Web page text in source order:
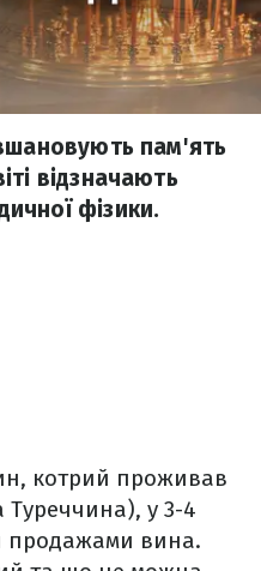
пам'ять
відзначають
фізики.
котрий проживав
Туреччина), у 3-4
продажами вина.